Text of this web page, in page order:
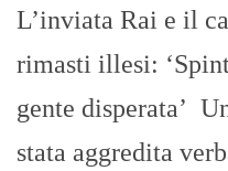
L’inviata Rai e il
rimasti illesi:
gente disperata’
stata aggredita